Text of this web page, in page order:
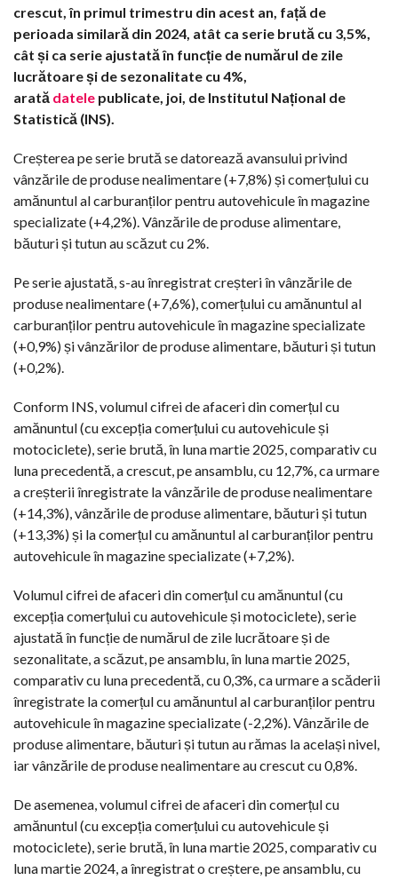
crescut, în primul trimestru din acest an, față de
perioada similară din 2024, atât ca serie brută cu 3,5%,
cât și ca serie ajustată în funcție de numărul de zile
lucrătoare și de sezonalitate cu 4%,
arată datele publicate, joi, de Institutul Național de
Statistică (INS).
Creșterea pe serie brută se datorează avansului privind
vânzările de produse nealimentare (+7,8%) și comerțului cu
amănuntul al carburanților pentru autovehicule în magazine
specializate (+4,2%). Vânzările de produse alimentare,
băuturi și tutun au scăzut cu 2%.
Pe serie ajustată, s-au înregistrat creșteri în vânzările de
produse nealimentare (+7,6%), comerțului cu amănuntul al
carburanților pentru autovehicule în magazine specializate
(+0,9%) și vânzărilor de produse alimentare, băuturi și tutun
(+0,2%).
Conform INS, volumul cifrei de afaceri din comerțul cu
amănuntul (cu excepția comerțului cu autovehicule și
motociclete), serie brută, în luna martie 2025, comparativ cu
luna precedentă, a crescut, pe ansamblu, cu 12,7%, ca urmare
a creșterii înregistrate la vânzările de produse nealimentare
(+14,3%), vânzările de produse alimentare, băuturi și tutun
(+13,3%) și la comerțul cu amănuntul al carburanților pentru
autovehicule în magazine specializate (+7,2%).
Volumul cifrei de afaceri din comerțul cu amănuntul (cu
excepția comerțului cu autovehicule și motociclete), serie
ajustată în funcție de numărul de zile lucrătoare și de
sezonalitate, a scăzut, pe ansamblu, în luna martie 2025,
comparativ cu luna precedentă, cu 0,3%, ca urmare a scăderii
înregistrate la comerțul cu amănuntul al carburanților pentru
autovehicule în magazine specializate (-2,2%). Vânzările de
produse alimentare, băuturi și tutun au rămas la același nivel,
iar vânzările de produse nealimentare au crescut cu 0,8%.
De asemenea, volumul cifrei de afaceri din comerțul cu
amănuntul (cu excepția comerțului cu autovehicule și
motociclete), serie brută, în luna martie 2025, comparativ cu
luna martie 2024, a înregistrat o creștere, pe ansamblu, cu